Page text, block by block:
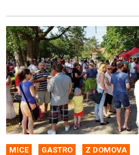
MICE GASTRO Z DOMOVA